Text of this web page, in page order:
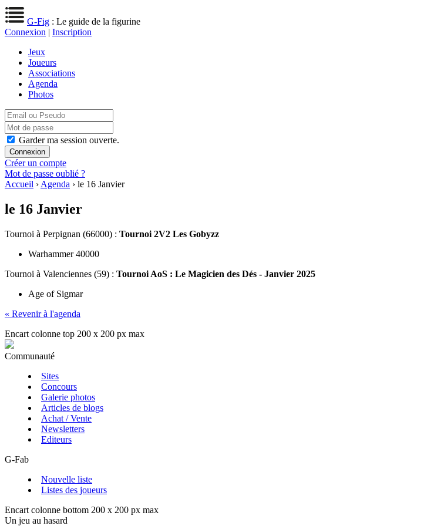
G-Fig : Le guide de la figurine
Connexion | Inscription
Jeux
Joueurs
Associations
Agenda
Photos
Garder ma session ouverte.
Créer un compte
Mot de passe oublié ?
Accueil › Agenda › le 16 Janvier
le 16 Janvier
Tournoi à Perpignan (66000) : Tournoi 2V2 Les Gobyzz
Warhammer 40000
Tournoi à Valenciennes (59) : Tournoi AoS : Le Magicien des Dés - Janvier 2025
Age of Sigmar
« Revenir à l'agenda
Encart colonne top 200 x 200 px max
Communauté
Sites
Concours
Galerie photos
Articles de blogs
Achat / Vente
Newsletters
Editeurs
G-Fab
Nouvelle liste
Listes des joueurs
Encart colonne bottom 200 x 200 px max
Un jeu au hasard